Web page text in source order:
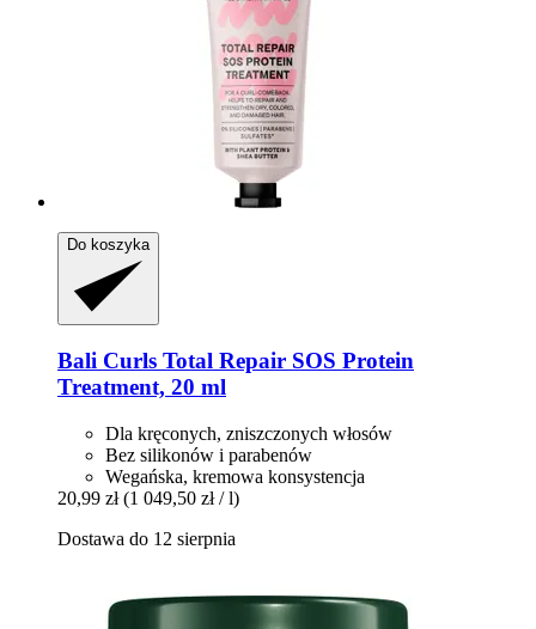
Do koszyka
Bali Curls Total Repair SOS Protein
Treatment, 20 ml
Dla kręconych, zniszczonych włosów
Bez silikonów i parabenów
Wegańska, kremowa konsystencja
20,99 zł (1 049,50 zł / l)
Dostawa do 12 sierpnia